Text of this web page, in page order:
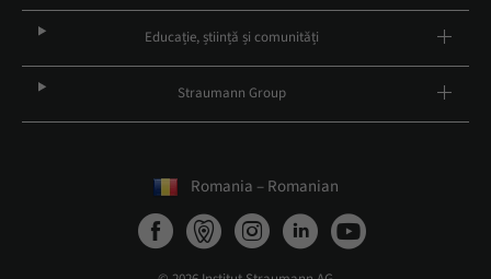
Educație, știință și comunități
Straumann Group
Romania – Romanian